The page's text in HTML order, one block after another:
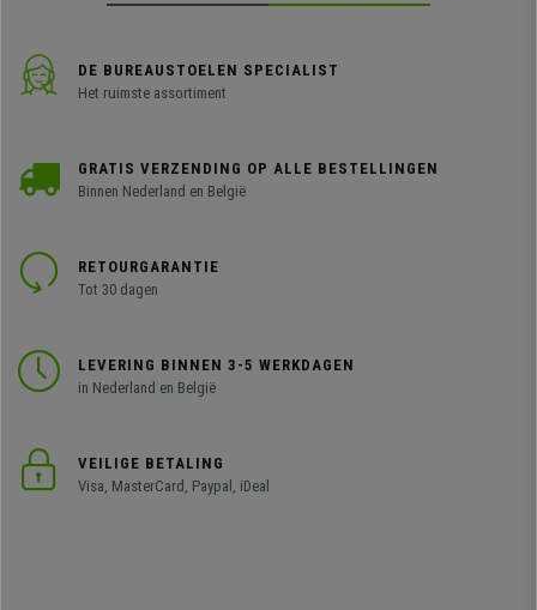
DE BUREAUSTOELEN SPECIALIST
Het ruimste assortiment
GRATIS VERZENDING OP ALLE BESTELLINGEN
Binnen Nederland en België
RETOURGARANTIE
Tot 30 dagen
LEVERING BINNEN 3-5 WERKDAGEN
in Nederland en België
VEILIGE BETALING
Visa, MasterCard, Paypal, iDeal